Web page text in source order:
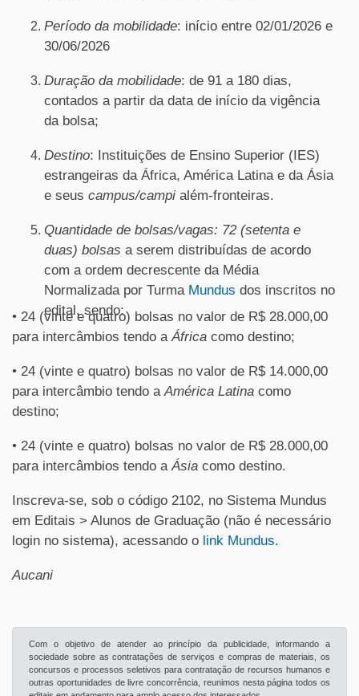
Período da mobilidade: início entre 02/01/2026 e
30/06/2026
Duração da mobilidade: de 91 a 180 dias,
contados a partir da data de início da vigência
da bolsa;
Destino: Instituições de Ensino Superior (IES)
estrangeiras da África, América Latina e da Ásia
e seus campus/campi além-fronteiras.
Quantidade de bolsas/vagas: 72 (setenta e
duas) bolsas a serem distribuídas de acordo
com a ordem decrescente da Média
Normalizada por Turma Mundus dos inscritos no
edital, sendo:
• 24 (vinte e quatro) bolsas no valor de R$ 28.000,00
para intercâmbios tendo aÁfrica como destino;
• 24 (vinte e quatro) bolsas no valor de R$ 14.000,00
para intercâmbio tendo aAmérica Latina como
destino;
• 24 (vinte e quatro) bolsas no valor de R$ 28.000,00
para intercâmbios tendo aÁsia como destino.
Inscreva-se, sob o código 2102, no Sistema Mundus
em Editais > Alunos de Graduação (não é necessário
login no sistema), acessando o link Mundus.
Aucani
Com o objetivo de atender ao princípio da publicidade, informando a
sociedade sobre as contratações de serviços e compras de materiais, os
concursos e processos seletivos para contratação de recursos humanos e
outras oportunidades de livre concorrência, reunimos nesta página todos os